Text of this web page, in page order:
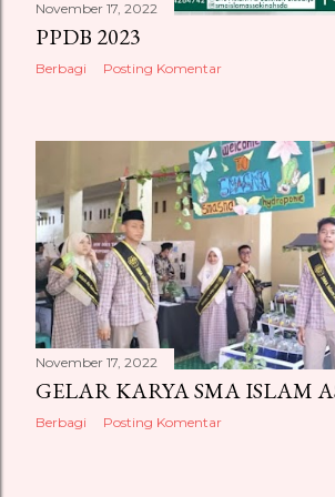
November 17, 2022
PPDB 2023
Berbagi Posting Komentar
November 17, 2022
GELAR KARYA SMA ISLAM
Berbagi Posting Komentar